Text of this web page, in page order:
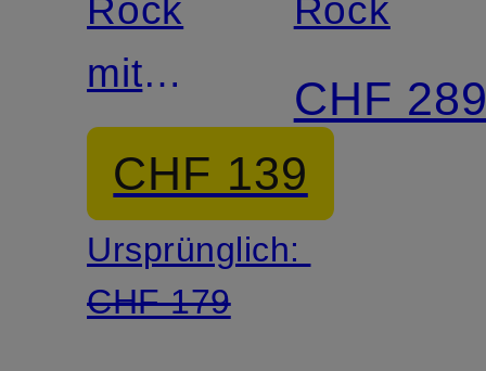
Rock
mit
Leinen
CHF 139
Ursprünglich:
CHF 179
Rock
CHF